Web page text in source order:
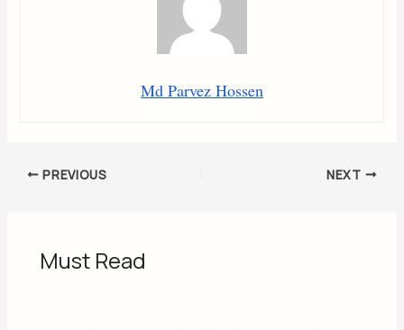
Md Parvez Hossen
PREVIOUS NEXT
Must Read